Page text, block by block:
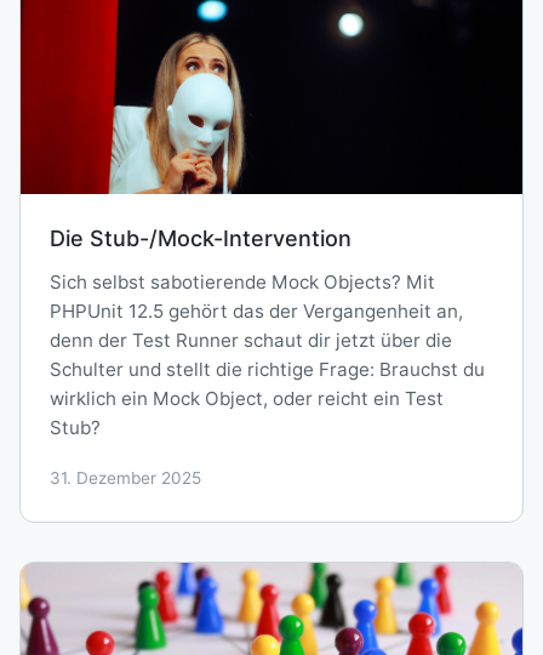
Die Stub-/Mock-Intervention
Sich selbst sabotierende Mock Objects? Mit
PHPUnit 12.5 gehört das der Vergangenheit an,
denn der Test Runner schaut dir jetzt über die
Schulter und stellt die richtige Frage: Brauchst du
wirklich ein Mock Object, oder reicht ein Test
Stub?
31. Dezember 2025